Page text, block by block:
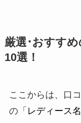
厳選･おすすめ
10選！
ここからは、口
の「 レディース